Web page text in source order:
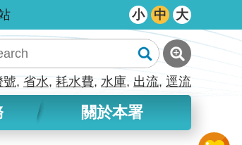
小 中 大
號 省水 耗水費 水庫 出流 逕流
關於本署